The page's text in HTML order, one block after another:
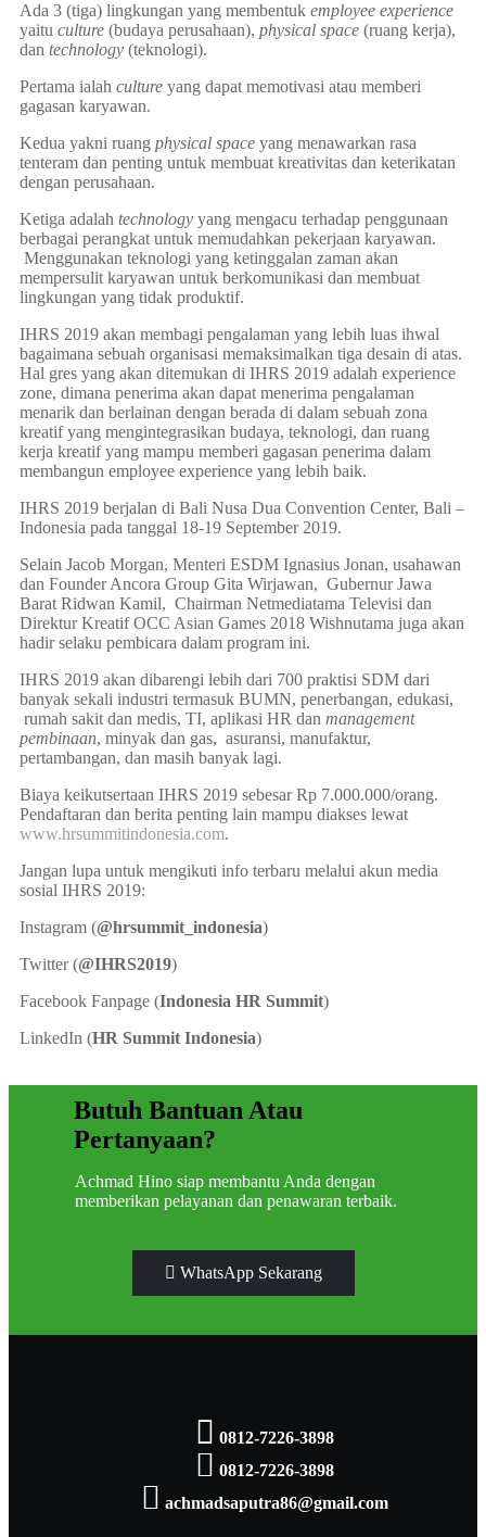
Ada 3 (tiga) lingkungan yang membentuk employee experience
yaitu culture (budaya perusahaan), physical space (ruang kerja),
dan technology (teknologi).
Pertama ialah culture yang dapat memotivasi atau memberi
gagasan karyawan.
Kedua yakni ruang physical space yang menawarkan rasa
tenteram dan penting untuk membuat kreativitas dan keterikatan
dengan perusahaan.
Ketiga adalah technology yang mengacu terhadap penggunaan
berbagai perangkat untuk memudahkan pekerjaan karyawan.
Menggunakan teknologi yang ketinggalan zaman akan
mempersulit karyawan untuk berkomunikasi dan membuat
lingkungan yang tidak produktif.
IHRS 2019 akan membagi pengalaman yang lebih luas ihwal
bagaimana sebuah organisasi memaksimalkan tiga desain di atas.
Hal gres yang akan ditemukan di IHRS 2019 adalah experience
zone, dimana penerima akan dapat menerima pengalaman
menarik dan berlainan dengan berada di dalam sebuah zona
kreatif yang mengintegrasikan budaya, teknologi, dan ruang
kerja kreatif yang mampu memberi gagasan penerima dalam
membangun employee experience yang lebih baik.
IHRS 2019 berjalan di Bali Nusa Dua Convention Center, Bali –
Indonesia pada tanggal 18-19 September 2019.
Selain Jacob Morgan, Menteri ESDM Ignasius Jonan, usahawan
dan Founder Ancora Group Gita Wirjawan, Gubernur Jawa
Barat Ridwan Kamil, Chairman Netmediatama Televisi dan
Direktur Kreatif OCC Asian Games 2018 Wishnutama juga akan
hadir selaku pembicara dalam program ini.
IHRS 2019 akan dibarengi lebih dari 700 praktisi SDM dari
banyak sekali industri termasuk BUMN, penerbangan, edukasi,
rumah sakit dan medis, TI, aplikasi HR dan management
pembinaan, minyak dan gas, asuransi, manufaktur,
pertambangan, dan masih banyak lagi.
Biaya keikutsertaan IHRS 2019 sebesar Rp 7.000.000/orang.
Pendaftaran dan berita penting lain mampu diakses lewat
www.hrsummitindonesia.com.
Jangan lupa untuk mengikuti info terbaru melalui akun media
sosial IHRS 2019:
Instagram (@hrsummit_indonesia)
Twitter (@IHRS2019)
Facebook Fanpage (Indonesia HR Summit)
LinkedIn (HR Summit Indonesia)
Butuh Bantuan Atau
Pertanyaan?
Achmad Hino siap membantu Anda dengan
memberikan pelayanan dan penawaran terbaik.
WhatsApp Sekarang
0812-7226-3898
0812-7226-3898
achmadsaputra86@gmail.com